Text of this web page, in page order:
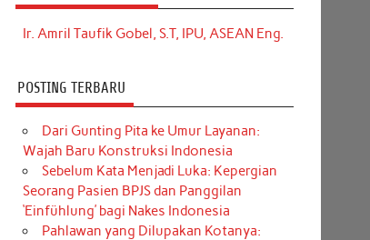
Ir. Amril Taufik Gobel, S.T, IPU, ASEAN Eng.
POSTING TERBARU
Dari Gunting Pita ke Umur Layanan:
Wajah Baru Konstruksi Indonesia
Sebelum Kata Menjadi Luka: Kepergian
Seorang Pasien BPJS dan Panggilan
‘Einfühlung’ bagi Nakes Indonesia
Pahlawan yang Dilupakan Kotanya: